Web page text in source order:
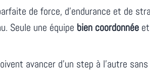
de force, d’endurance et de
Seule une équipe bien coordonnée
avancer d’un step à l’autre